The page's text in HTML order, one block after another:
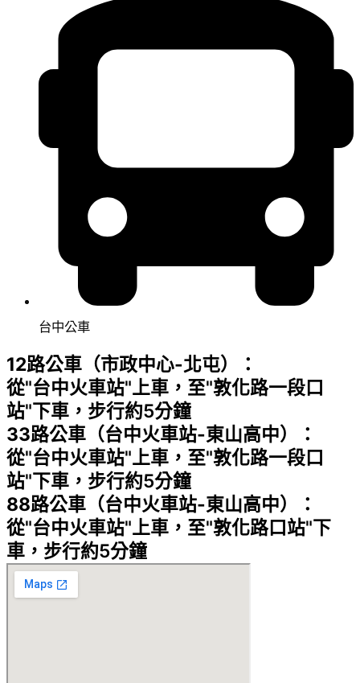
台中公車
12路公車（市政中心-北屯）：
從"台中火車站"上車，至"敦化路一段口
站"下車，步行約5分鐘
33路公車（台中火車站-東山高中）：
從"台中火車站"上車，至"敦化路一段口
站"下車，步行約5分鐘
88路公車（台中火車站-東山高中）：
從"台中火車站"上車，至"敦化路口站"下
車，步行約5分鐘